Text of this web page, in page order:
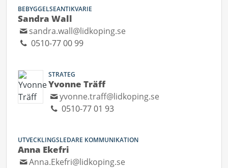
BEBYGGELSEANTIKVARIE
Sandra Wall
sandra.wall@lidkoping.se
0510-77 00 99
STRATEG
Yvonne Träff
yvonne.traff@lidkoping.se
0510-77 01 93
UTVECKLINGSLEDARE KOMMUNIKATION
Anna Ekefri
Anna.Ekefri@lidkoping.se